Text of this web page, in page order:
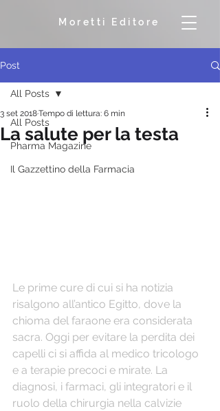
Moretti Editore
Post
All Posts
Pharma Magazine
Il Gazzettino della Farmacia
All Posts
La salute per la testa
3 set 2018Tempo di lettura: 6 min
Le prime cure di cui si ha notizia
risalgono all’antico Egitto, dove la
chioma del faraone era considerata
sacra. Oggi per evitare la perdita dei
capelli ci si affida al medico tricologo
e a terapie precoci e mirate. La
diagnosi, i farmaci, gli integratori e il
ruolo della chirurgia nella calvizie